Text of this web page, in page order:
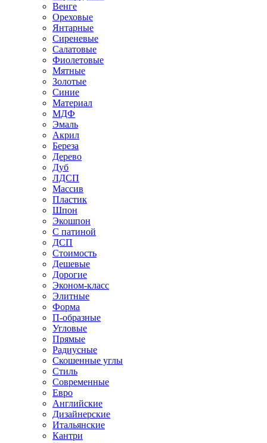
Венге
Ореховые
Янтарные
Сиреневые
Салатовые
Фиолетовые
Мятные
Золотые
Синие
Материал
МДФ
Эмаль
Акрил
Береза
Дерево
Дуб
ЛДСП
Массив
Пластик
Шпон
Экошпон
С патиной
ДСП
Стоимость
Дешевые
Дорогие
Эконом-класс
Элитные
Форма
П-образные
Угловые
Прямые
Радиусные
Скошенные углы
Стиль
Современные
Евро
Английские
Дизайнерские
Итальянские
Кантри